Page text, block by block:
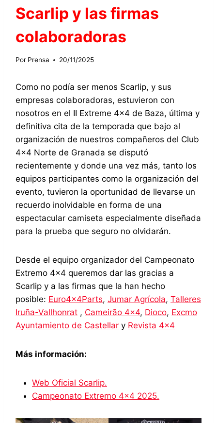
Scarlip y las firmas
colaboradoras
Por Prensa 20/11/2025
Como no podía ser menos Scarlip, y sus
empresas colaboradoras, estuvieron con
nosotros en el II Extreme 4×4 de Baza, última y
definitiva cita de la temporada que bajo al
organización de nuestros compañeros del Club
4×4 Norte de Granada se disputó
recientemente y donde una vez más, tanto los
equipos participantes como la organización del
evento, tuvieron la oportunidad de llevarse un
recuerdo inolvidable en forma de una
espectacular camiseta especialmente diseñada
para la prueba que seguro no olvidarán.
Desde el equipo organizador del Campeonato
Extremo 4×4 queremos dar las gracias a
Scarlip y a las firmas que la han hecho
posible: Euro4x4Parts, Jumar Agrícola, Talleres
Iruña-Vallhonrat , Cameirão 4×4, Dioco, Excmo
Ayuntamiento de Castellar y Revista 4×4
Más información:
Web Oficial Scarlip.
Campeonato Extremo 4×4 2025.